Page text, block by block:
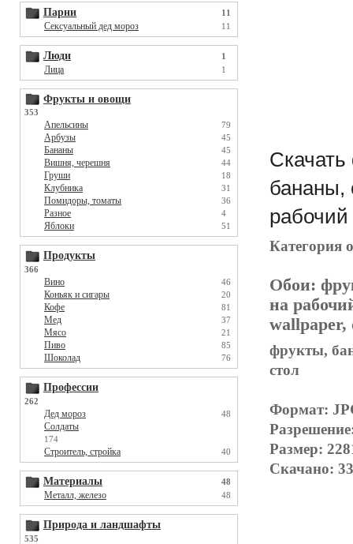
Парни 11
Сексуальный дед мороз 11
Люди 1
Лица 1
Фрукты и овощи
353
Апельсины 79
Арбузы 45
Бананы 45
Вишня, черешня 44
Груши 18
Клубника 31
Помидоры, томаты 36
Разное 4
Яблоки 51
Продукты
366
Вино 46
Коньяк и сигары 20
Кофе 81
Мед 37
Мясо 21
Пиво 85
Шоколад 76
Профессии
262
Дед мороз 48
Солдаты
174
Строитель, стройка 40
Материалы 48
Металл, железо 48
Природа и ландшафты
535
бананы,
рабочий
Категория
Обои:
на
wallpaper,
фрукты,
стол
Формат:
Размер:
Скачано: